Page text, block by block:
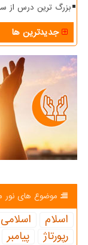
بزرگ ترین درس از
جدیدترین ها
موضوع های نور
اسلام اسلامی
رپورتاژ
پیامبر